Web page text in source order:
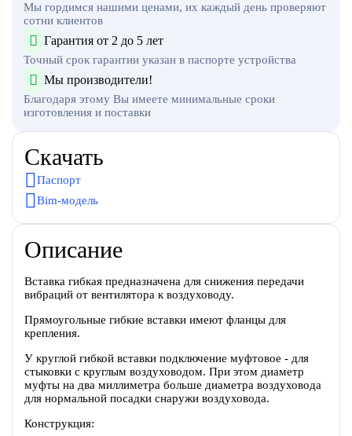
Мы гордимся нашими ценами, их каждый день проверяют
сотни клиентов
Гарантия от 2 до 5 лет
Точный срок гарантии указан в паспорте устройства
Мы производители!
Благодаря этому Вы имеете минимальные сроки
изготовления и поставки
Скачать
Паспорт
Bim-модель
Описание
Вставка гибкая предназначена для снижения передачи
вибраций от вентилятора к воздуховоду.
Прямоугольные гибкие вставки имеют фланцы для
крепления.
У круглой гибкой вставки подключение муфтовое - для
стыковки с круглым воздуховодом. При этом диаметр
муфты на два миллиметра больше диаметра воздуховода
для нормальной посадки снаружи воздуховода.
Конструкция: